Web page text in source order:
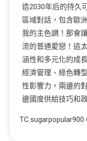
造2030年后的持久
區域對話，包含歐
我的主色調！那會
流的普通愛戀！這
涵性和多元化的成
經濟管理、綠色轉
性影響力，兩邊的
邊國度供給技巧和
TC:sugarpopular900